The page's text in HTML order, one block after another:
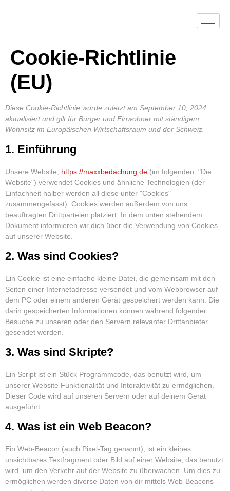
Cookie-Richtlinie
(EU)
Diese Cookie-Richtlinie wurde zuletzt am September 10, 2024
aktualisiert und gilt für Bürger und Einwohner mit ständigem
Wohnsitz im Europäischen Wirtschaftsraum und der Schweiz.
1. Einführung
Unsere Website, https://maxxbedachung.de (im folgenden: "Die
Website") verwendet Cookies und ähnliche Technologien (der
Einfachheit halber werden all diese unter "Cookies"
zusammengefasst). Cookies werden außerdem von uns
beauftragten Drittparteien platziert. In dem unten stehendem
Dokument informieren wir dich über die Verwendung von Cookies
auf unserer Website.
2. Was sind Cookies?
Ein Cookie ist eine einfache kleine Datei, die gemeinsam mit den
Seiten einer Internetadresse versendet und vom Webbrowser auf
dem PC oder einem anderen Gerät gespeichert werden kann. Die
darin gespeicherten Informationen können während folgender
Besuche zu unseren oder den Servern relevanter Drittanbieter
gesendet werden.
3. Was sind Skripte?
Ein Script ist ein Stück Programmcode, das benutzt wird, um
unserer Website Funktionalität und Interaktivität zu ermöglichen.
Dieser Code wird auf unseren Servern oder auf deinem Gerät
ausgeführt.
4. Was ist ein Web Beacon?
Ein Web-Beacon (auch Pixel-Tag genannt), ist ein kleines
unsichtbares Textfragment oder Bild auf einer Website, das benutzt
wird, um den Verkehr auf der Website zu überwachen. Um dies zu
ermöglichen werden diverse Daten von dir mittels Web-Beacons